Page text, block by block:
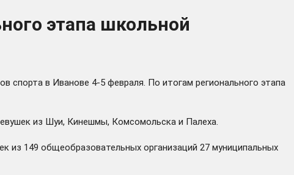
этапа школьной
в Иванове 4-5 февраля. По итогам регионального этапа
из Шуи, Кинешмы, Комсомольска и Палеха.
из 149 общеобразовательных организаций 27 муниципальных